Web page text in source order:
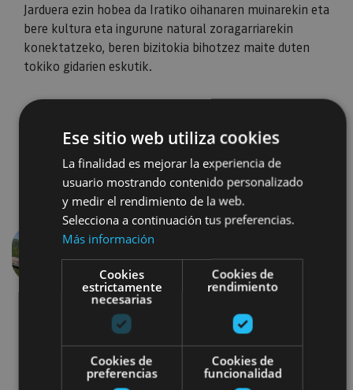
Jarduera ezin hobea da Iratiko oihanaren muinarekin eta
bere kultura eta ingurune natural zoragarriarekin
konektatzeko, beren bizitokia bihotzez maite duten
tokiko gidarien eskutik.
Aurrekoa
Ese sitio web utiliza cookies
La finalidad es mejorar la experiencia de
usuario mostrando contenido personalizado
y medir el rendimiento de la web.
Selecciona a continuación tus preferencias.
Más información
Cookies
estrictamente
necesarias
Cookies de
rendimiento
Cookies de
preferencias
Cookies de
funcionalidad